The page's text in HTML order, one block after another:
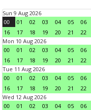
Sun 9 Aug 2026
00
01 02 03 04 05 06
16
17 18 19 20 21 22
Mon 10 Aug 2026
00
01 02 03 04 05 06
16
17 18 19 20 21 22
Tue 11 Aug 2026
00
01 02 03 04 05 06
16
17 18 19 20 21 22
Wed 12 Aug 2026
00
01 02 03 04 05 06